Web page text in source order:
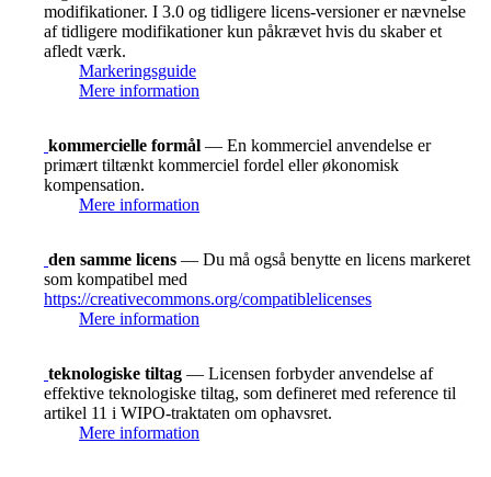
modifikationer. I 3.0 og tidligere licens-versioner er nævnelse
af tidligere modifikationer kun påkrævet hvis du skaber et
afledt værk.
Markeringsguide
Mere information
kommercielle formål — En kommerciel anvendelse er
primært tiltænkt kommerciel fordel eller økonomisk
kompensation.
Mere information
den samme licens — Du må også benytte en licens markeret
som kompatibel med
https://creativecommons.org/compatiblelicenses
Mere information
teknologiske tiltag — Licensen forbyder anvendelse af
effektive teknologiske tiltag, som defineret med reference til
artikel 11 i WIPO-traktaten om ophavsret.
Mere information